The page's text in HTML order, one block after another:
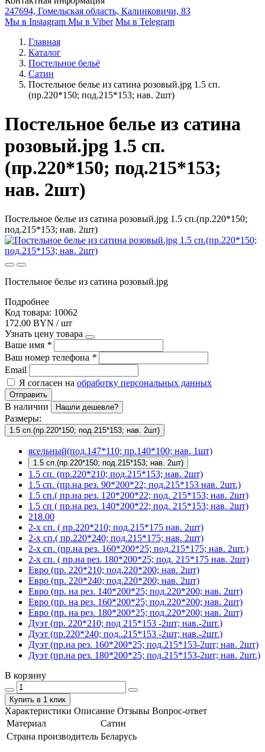
247694, Гомельская область, Калинковичи, 83
Мы в Instagram Мы в Viber Мы в Telegram
Главная
Каталог
Постельное бельё
Сатин
Постельное белье из сатина розовый.jpg 1.5 сп.
(пр.220*150; под.215*153; нав. 2шт)
Постельное белье из сатина
розовый.jpg 1.5 сп.
(пр.220*150; под.215*153;
нав. 2шт)
Постельное белье из сатина розовый.jpg 1.5 сп.(пр.220*150;
под.215*153; нав. 2шт)
Постельное белье из сатина розовый.jpg
Подробнее
Код товара: 10062
172.00 BYN / шт
Узнать цену товара
Ваше имя *
Ваш номер телефона *
Email
Я согласен на обработку персональных данных
Отправить
В наличии Нашли дешевле?
Размеры:
1.5 сп.(пр.220*150; под.215*153; нав. 2шт)
ясельный(под.147*110; пр.140*100; нав. 1шт)
1.5 сп.(пр.220*150; под.215*153; нав. 2шт)
1.5 сп. (пр.220*210; под.215*153; нав. 2шт)
1.5 сп. (пр.на рез. 90*200*22; под.215*153 нав. 2шт.)
1.5 сп.( пр.на рез. 120*200*22; под. 215*153; нав. 2шт)
1.5 сп ( пр.на рез. 140*200*22; под. 215*153; нав. 2шт)
218.00
2-х сп. ( пр.220*210; под.215*175 нав. 2шт)
2-х сп.( пр.220*240; под.215*175; нав. 2шт)
2-х сп. (пр.на рез. 160*200*25; под.215*175; нав. 2шт.)
2-х сп. ( пр.на рез. 180*200*25; под. 215*175 нав. 2шт)
Евро (пр. 220*210; под.220*200; нав. 2шт)
Евро (пр. 220*240; под.220*200; нав. 2шт)
Евро (пр. на рез. 140*200*25; под.220*200; нав. 2шт)
Евро (пр. на рез. 160*200*25; под.220*200; нав. 2шт)
Евро (пр. на рез. 180*200*25; под.220*200; нав. 2шт)
Дуэт (пр. 220*210; под 215*153 -2шт; нав.-2шт.)
Дуэт (пр.220*240; под..215*153 -2шт; нав.-2шт.)
Дуэт (пр.на рез. 160*200*25; под.215*153-2шт; нав. 2шт)
Дуэт (пр.на рез. 180*200*25; под.215*153-2шт; нав. 2шт.)
В корзину
Купить в 1 клик
Характеристики Описание Отзывы Вопрос-ответ
Материал
Сатин
Страна производитель Беларусь